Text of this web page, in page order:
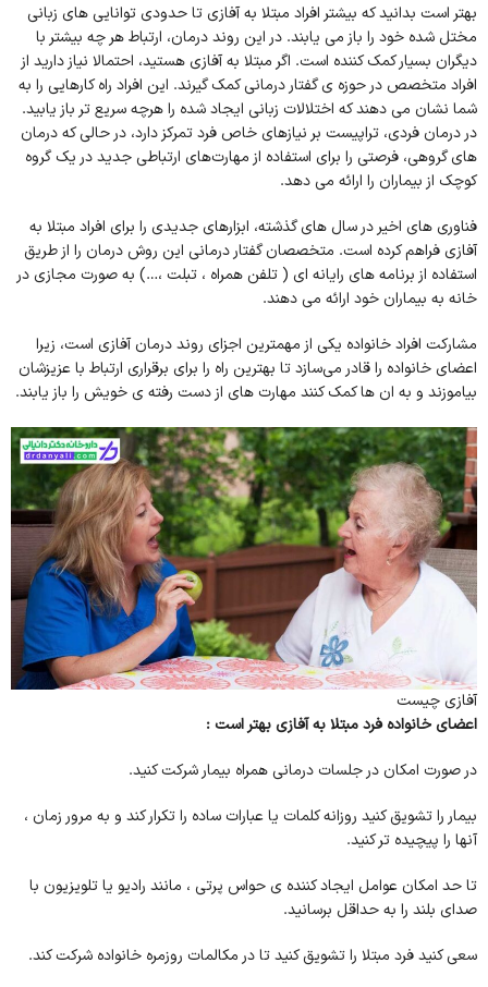
بهتر است بدانید که بیشتر افراد مبتلا به آفازی تا حدودی توانایی های زبانی
مختل شده خود را باز می یابند. در این روند درمان، ارتباط هر چه بیشتر با
دیگران بسیار کمک کننده است. اگر مبتلا به آفازی هستید، احتمالا نیاز دارید از
افراد متخصص در حوزه ی گفتار درمانی کمک گیرند. این افراد راه کارهایی را به
شما نشان می دهند که اختلالات زبانی ایجاد شده را هرچه سریع تر باز یابید.
در درمان فردی، تراپیست بر نیازهای خاص فرد تمرکز دارد، در حالی که درمان
های گروهی، فرصتی را برای استفاده از مهارت‌های ارتباطی جدید در یک گروه
کوچک از بیماران را ارائه می دهد.
فناوری های اخیر در سال های گذشته، ابزارهای جدیدی را برای افراد مبتلا به
آفازی فراهم کرده است. متخصصان گفتار درمانی این روش درمان را از طریق
استفاده از برنامه های رایانه ای ( تلفن همراه ، تبلت ،…) به صورت مجازی در
خانه به بیماران خود ارائه می دهند.
مشارکت افراد خانواده یکی از مهمترین اجزای روند درمان آفازی است، زیرا
اعضای خانواده را قادر می‌سازد تا بهترین راه را برای برقراری ارتباط با عزیزشان
بیاموزند و به ان ها کمک کنند مهارت های از دست رفته ی خویش را باز یابند.
آفازی چیست
اعضای خانواده فرد مبتلا به آفازی بهتر است :
در صورت امکان در جلسات درمانی همراه بیمار شرکت کنید.
بیمار را تشویق کنید روزانه کلمات یا عبارات ساده را تکرار کند و به مرور زمان ،
آنها را پیچیده تر کنید.
تا حد امکان عوامل ایجاد کننده ی حواس پرتی ، مانند رادیو یا تلویزیون با
صدای بلند را به حداقل برسانید.
سعی کنید فرد مبتلا را تشویق کنید تا در مکالمات روزمره خانواده شرکت کند.